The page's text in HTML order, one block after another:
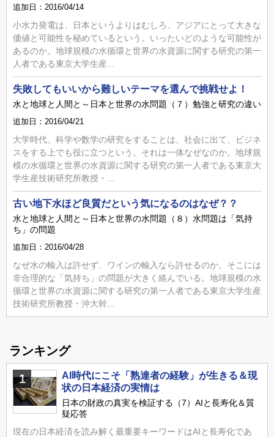
追加日：2016/04/14
小水力発電は、日本というよりはむしろ、アジアにとって大きな
価値と可能性を秘めているという。いったいどのような可能性が
あるのか。地球規模の水循環と世界の水資源に関する研究の第一
人者である東京大学生産...
失敗してもいいから難しいテーマを選んで挑戦せよ！
水と地球と人間と～日本と世界の水問題（７）勉強と研究の違い
追加日：2016/04/21
大学時代、科学や数学の研究をすることは、社会に出て、ビジネ
スをする上でも役に立つという。それは一体なぜなのか。地球規
模の水循環と世界の水資源に関する研究の第一人者である東京大
学生産技術研究所教授・...
古い地下水ほど良質だという気になるのはなぜ？？
水と地球と人間と～日本と世界の水問題（８）水問題は「気持
ち」の問題
追加日：2016/04/28
なぜ水の輸入は許せず、ワインの輸入なら許せるのか。そこには
非合理的な「気持ち」の問題が大きく絡んでいる。地球規模の水
循環と世界の水資源に関する研究の第一人者である東京大学生産
技術研究所教授・沖大幹...
ランキング
1
AI時代にこそ「熟達者の経験」が生きる＆現
状の日本経済の実情は
日本の財政の真実を検証する（7）AIと長寿化＆質
疑応答
現在の日本経済を読み解く最重要キーワードはAIと長寿化であ